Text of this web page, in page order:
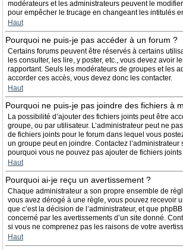
modérateurs et les administrateurs peuvent le
pour empêcher le trucage en changeant les intitulés
Haut
Pourquoi ne puis-je pas accéder à un forum ?
Certains forums peuvent être réservés à certains
les consulter, les lire, y poster, etc., vous devez avoir
rapportant. Seuls les modérateurs de groupes et les
accorder ces accès, vous devez donc les contacter.
Haut
Pourquoi ne puis-je pas joindre des fichiers à
La possibilité d’ajouter des fichiers joints peut être
groupe, ou par utilisateur. L’administrateur peut ne
de fichiers joints pour le forum dans lequel vous
un groupe peut en joindre. Contactez l’administrateur
pourquoi vous ne pouvez pas ajouter de fichiers
Haut
Pourquoi ai-je reçu un avertissement ?
Chaque administrateur a son propre ensemble de
vous avez dérogé à une règle, vous pouvez recevoir
que c’est la décision de l’administrateur, et que
concerné par les avertissements d’un site donné.
si vous ne comprenez pas les raisons de votre
Haut